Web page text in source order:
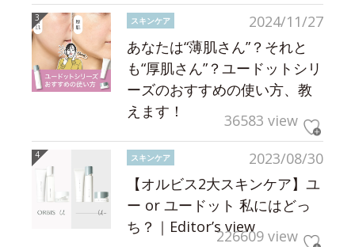
2024/11/27
スキンケア
あなたは“薄肌さん”？それと
も“厚肌さん”？ユードットシリ
ーズのおすすめの使い方、教
えます！
36583 view
2023/08/30
スキンケア
【オルビス2大スキンケア】ユ
ー or ユードット 私にはどっ
ち？｜Editor’s view226609 view